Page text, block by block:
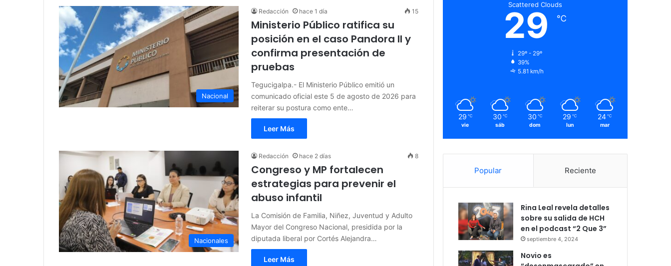
Nacional
Redacción hace 1 día 15
Ministerio Público ratifica su
posición en el caso Pandora II y
confirma presentación de
pruebas
Tegucigalpa.- El Ministerio Público emitió un
comunicado oficial este 5 de agosto de 2026 para
reiterar su postura como ente…
Leer Más
Nacionales
Redacción hace 2 días 8
Congreso y MP fortalecen
estrategias para prevenir el
abuso infantil
La Comisión de Familia, Niñez, Juventud y Adulto
Mayor del Congreso Nacional, presidida por la
diputada liberal por Cortés Alejandra…
Leer Más
Scattered Clouds
29 ℃
29º - 29º
39%
5.81 km/h
29 ℃
vie
30 ℃
sáb
30 ℃
dom
29 ℃
lun
24 ℃
mar
Popular Reciente
Rina Leal revela detalles
sobre su salida de HCH
en el podcast “2 Que 3”
septiembre 4, 2024
Novio es